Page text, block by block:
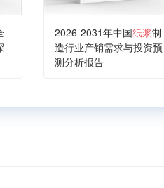
2026-2031年中国纸浆制
造行业产销需求与投资预
测分析报告